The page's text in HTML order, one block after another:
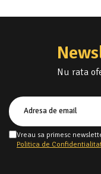
Nu rata
Vreau sa primesc
Politica de